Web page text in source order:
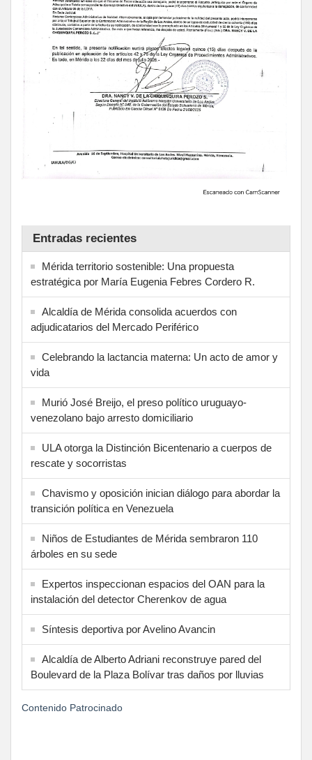
Entradas recientes
Mérida territorio sostenible: Una propuesta
estratégica por María Eugenia Febres Cordero R.
Alcaldía de Mérida consolida acuerdos con
adjudicatarios del Mercado Periférico
Celebrando la lactancia materna: Un acto de amor y
vida
Murió José Breijo, el preso político uruguayo-
venezolano bajo arresto domiciliario
ULA otorga la Distinción Bicentenario a cuerpos de
rescate y socorristas
Chavismo y oposición inician diálogo para abordar la
transición política en Venezuela
Niños de Estudiantes de Mérida sembraron 110
árboles en su sede
Expertos inspeccionan espacios del OAN para la
instalación del detector Cherenkov de agua
Síntesis deportiva por Avelino Avancin
Alcaldía de Alberto Adriani reconstruye pared del
Boulevard de la Plaza Bolívar tras daños por lluvias
Contenido Patrocinado